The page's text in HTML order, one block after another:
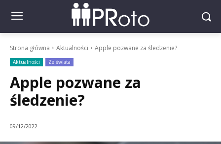
Strona główna Aktualności Apple pozwane za śledzenie?
Aktualności Ze świata
Apple pozwane za
śledzenie?
09/12/2022